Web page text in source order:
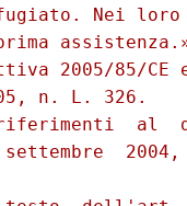
Nei
2005/85/CE
n. L. 326.
al